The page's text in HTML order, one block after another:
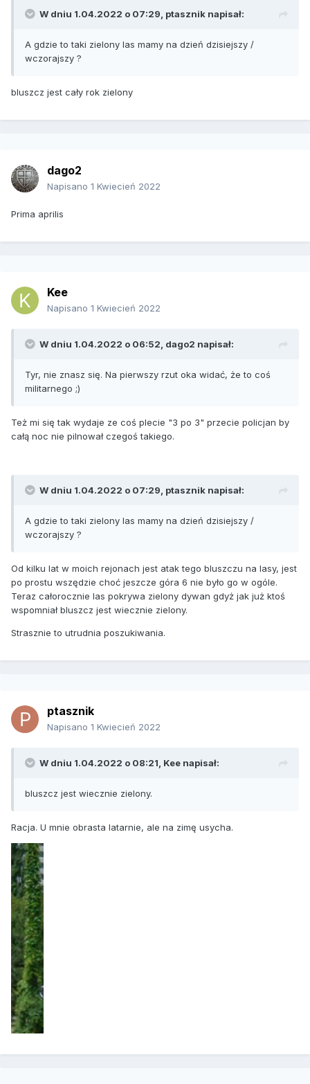
W dniu 1.04.2022 o 07:29, ptasznik napisał:
A gdzie to taki zielony las mamy na dzień dzisiejszy /
wczorajszy ?
bluszcz jest cały rok zielony
dago2
Napisano 1 Kwiecień 2022
Prima aprilis
Kee
Napisano 1 Kwiecień 2022
W dniu 1.04.2022 o 06:52, dago2 napisał:
Tyr, nie znasz się. Na pierwszy rzut oka widać, że to coś
militarnego ;)
Też mi się tak wydaje ze coś plecie "3 po 3" przecie policjan by
całą noc nie pilnował czegoś takiego.
W dniu 1.04.2022 o 07:29, ptasznik napisał:
A gdzie to taki zielony las mamy na dzień dzisiejszy /
wczorajszy ?
Od kilku lat w moich rejonach jest atak tego bluszczu na lasy, jest
po prostu wszędzie choć jeszcze góra 6 nie było go w ogóle.
Teraz całorocznie las pokrywa zielony dywan gdyż jak już ktoś
wspomniał bluszcz jest wiecznie zielony.
Strasznie to utrudnia poszukiwania.
ptasznik
Napisano 1 Kwiecień 2022
W dniu 1.04.2022 o 08:21, Kee napisał:
bluszcz jest wiecznie zielony.
Racja. U mnie obrasta latarnie, ale na zimę usycha.